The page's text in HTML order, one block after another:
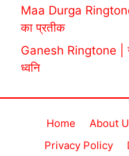
Maa Durga Ringtone
का प्रतीक
Ganesh Ringtone |
ध्वनि
Home About
Privacy Policy